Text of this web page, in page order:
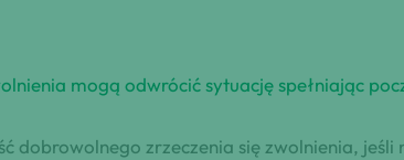
mogą odwrócić sytuację spełniając
dobrowolnego zrzeczenia się zwolnienia, jeśli